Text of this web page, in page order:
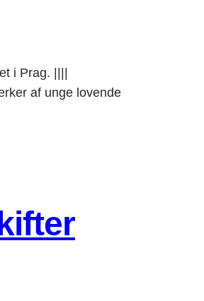
i Prag. ||||
af unge lovende